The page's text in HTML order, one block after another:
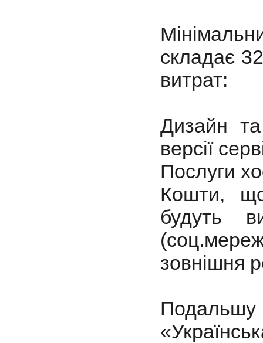
складає
витрат:
Дизайн
версії
Послуги
Кошти,
будуть
зовнішня
Подальшу